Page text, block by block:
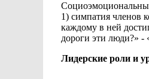
1) симпатия членов
каждому в ней
дороги эти люди?» -
Лидерские роли и